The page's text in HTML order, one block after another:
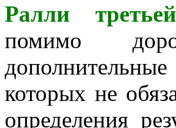
Ралли
помимо
которых не
определения